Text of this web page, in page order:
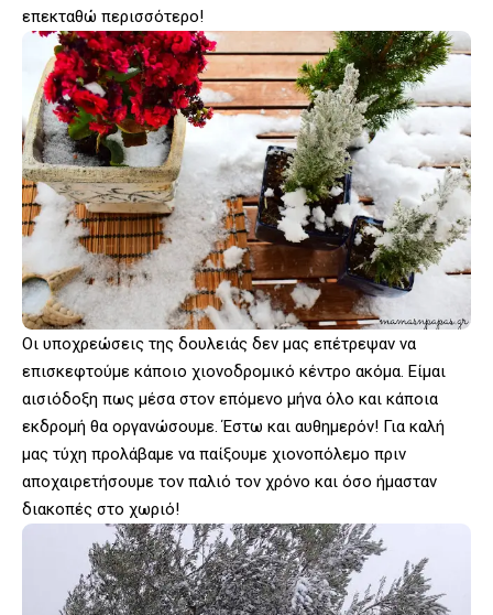
επεκταθώ περισσότερο!
Οι υποχρεώσεις της δουλειάς δεν μας επέτρεψαν να
επισκεφτούμε κάποιο χιονοδρομικό κέντρο ακόμα. Είμαι
αισιόδοξη πως μέσα στον επόμενο μήνα όλο και κάποια
εκδρομή θα οργανώσουμε. Έστω και αυθημερόν! Για καλή
μας τύχη προλάβαμε να παίξουμε χιονοπόλεμο πριν
αποχαιρετήσουμε τον παλιό τον χρόνο και όσο ήμασταν
διακοπές στο χωριό!